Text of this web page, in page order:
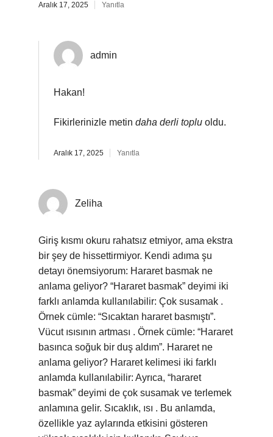
Aralık 17, 2025 Yanıtla
admin
Hakan!
Fikirlerinizle metin daha derli toplu oldu.
Aralık 17, 2025 Yanıtla
Zeliha
Giriş kısmı okuru rahatsız etmiyor, ama ekstra
bir şey de hissettirmiyor. Kendi adıma şu
detayı önemsiyorum: Hararet basmak ne
anlama geliyor? “Hararet basmak” deyimi iki
farklı anlamda kullanılabilir: Çok susamak .
Örnek cümle: “Sıcaktan hararet basmıştı”.
Vücut ısısının artması . Örnek cümle: “Hararet
basınca soğuk bir duş aldım”. Hararet ne
anlama geliyor? Hararet kelimesi iki farklı
anlamda kullanılabilir: Ayrıca, “hararet
basmak” deyimi de çok susamak ve terlemek
anlamına gelir. Sıcaklık, ısı . Bu anlamda,
özellikle yaz aylarında etkisini gösteren